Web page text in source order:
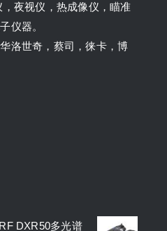
夜视仪，热成像仪，瞄准
仪器。
洛世奇，蔡司，徕卡，博
DXR50多光谱